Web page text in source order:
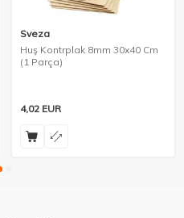
Sveza
Huş Kontrplak 8mm 30x40 Cm
(1 Parça)
4,02EUR